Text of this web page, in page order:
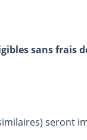
sans frais
seront